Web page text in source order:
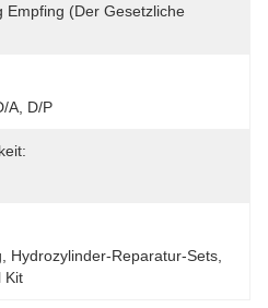
Empfing (der Gesetzliche
A, D/P
Hydrozylinder-Reparatur-Sets
Kit